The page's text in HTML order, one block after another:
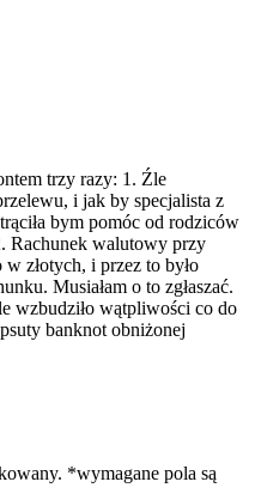
trzy razy: 1. Źle
i jak by specjalista z
bym pomóc od rodziców
Rachunek walutowy przy
złotych, i przez to było
Musiałam o to zgłaszać.
wzbudziło wątpliwości co do
banknot obniżonej
*wymagane pola są